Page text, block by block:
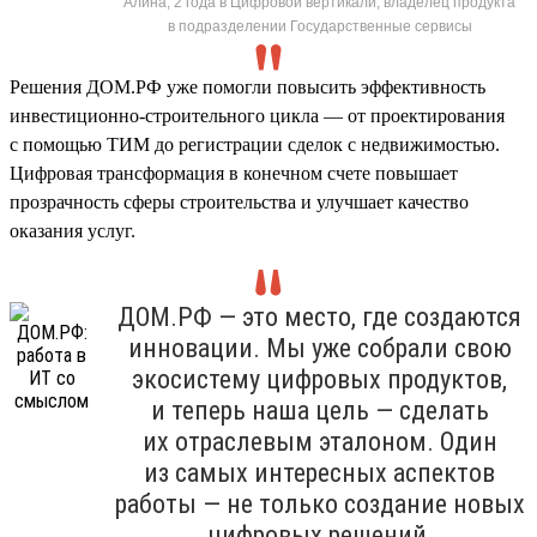
в подразделении Государственные сервисы
Решения ДОМ.РФ уже помогли повысить эффективность
инвестиционно-строительного цикла — от проектирования
с помощью ТИМ до регистрации сделок с недвижимостью.
Цифровая трансформация в конечном счете повышает
прозрачность сферы строительства и улучшает качество
оказания услуг.
ДОМ.РФ — это место, где создаются
инновации. Мы уже собрали свою
экосистему цифровых продуктов,
и теперь наша цель — сделать
их отраслевым эталоном. Один
из самых интересных аспектов
работы — не только создание новых